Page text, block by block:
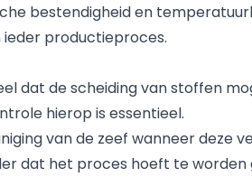
bestendigheid en
productieproces.
dat de scheiding van stoffen
hierop is essentieel.
van de zeef wanneer deze
dat het proces hoeft te worden